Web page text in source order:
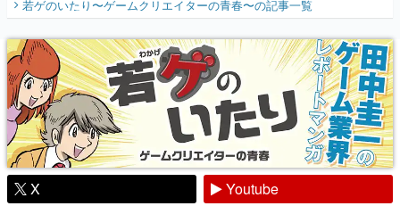
『少年ジャンプ』色だった【若ゲのいた
り】
若ゲのいたり〜ゲームクリエイターの青春〜の記事一覧
X
Youtube